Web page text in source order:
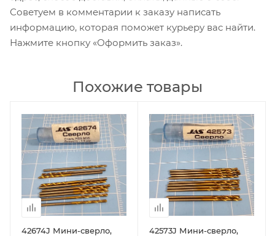
Советуем в комментарии к заказу написать
информацию, которая поможет курьеру вас найти.
Нажмите кнопку «Оформить заказ».
Похожие товары
42674J Мини-сверло,
42573J Мини-сверло,